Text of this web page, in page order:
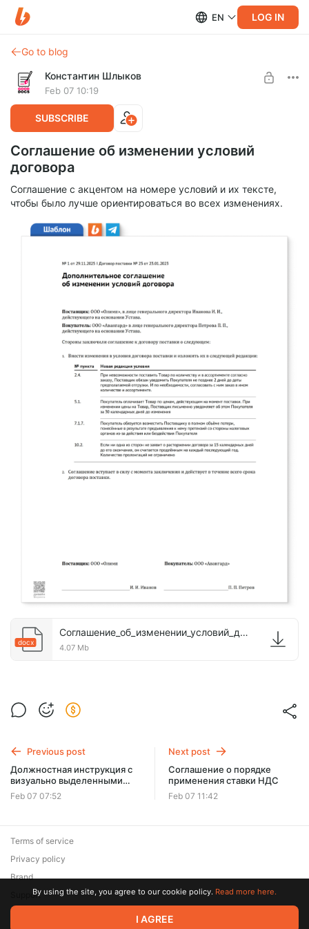
EN LOG IN
Go to blog
Константин Шлыков
Feb 07 10:19
SUBSCRIBE
Соглашение об изменении условий
договора
Соглашение с акцентом на номере условий и их тексте,
чтобы было лучше ориентироваться во всех изменениях.
docx
Соглашение_об_изменении_условий_договора.docx
4.07 Mb
Previous post
Должностная инструкция с
визуально выделенными
разделами документа
Feb 07 07:52
Next post
Соглашение о порядке
применения ставки НДС
Feb 07 11:42
© 2026 Zaya Solutions Limited. All rights reserved. All trademarks
Terms of service
Privacy policy
Brand
SupportBy using the site, you agree to our cookie policy. Read more here.
I AGREE